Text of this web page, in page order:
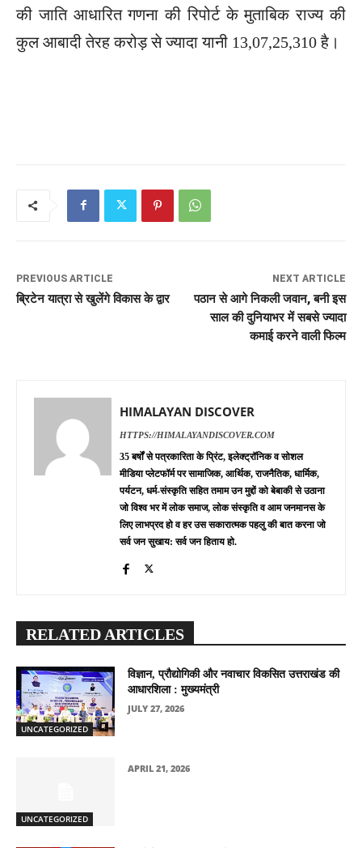
की जाति आधारित गणना की रिपोर्ट के मुताबिक राज्य की
कुल आबादी तेरह करोड़ से ज्यादा यानी 13,07,25,310 है।
PREVIOUS ARTICLE
ब्रिटेन यात्रा से खुलेंगे विकास के द्वार
NEXT ARTICLE
पठान से आगे निकली जवान, बनी इस
साल की दुनियाभर में सबसे ज्यादा
कमाई करने वाली फिल्म
HIMALAYAN DISCOVER
HTTPS://HIMALAYANDISCOVER.COM
35 बर्षों से पत्रकारिता के प्रिंट, इलेक्ट्रॉनिक व सोशल
मीडिया प्लेटफॉर्म पर सामाजिक, आर्थिक, राजनैतिक, धार्मिक,
पर्यटन, धर्म-संस्कृति सहित तमाम उन मुद्दों को बेबाकी से उठाना
जो विश्व भर में लोक समाज, लोक संस्कृति व आम जनमानस के
लिए लाभप्रद हो व हर उस सकारात्मक पहलु की बात करना जो
सर्व जन सुखाय: सर्व जन हिताय हो.
RELATED ARTICLES
UNCATEGORIZED
विज्ञान, प्रौद्योगिकी और नवाचार विकसित उत्तराखंड की
आधारशिला : मुख्यमंत्री
JULY 27, 2026
UNCATEGORIZED
APRIL 21, 2026